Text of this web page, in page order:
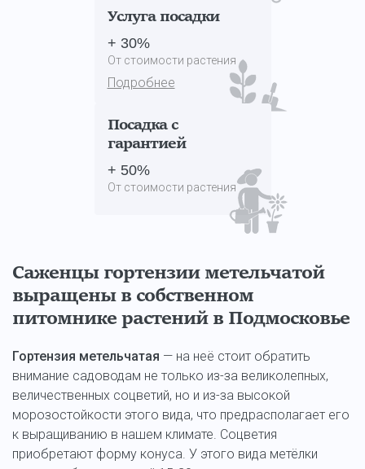
Услуга посадки
+ 30%
От стоимости растения
Подробнее
Посадка с
гарантией
+ 50%
От стоимости растения
Саженцы гортензии метельчатой
выращены в собственном
питомнике растений в Подмосковье
Гортензия метельчатая — на неё стоит обратить
внимание садоводам не только из-за великолепных,
величественных соцветий, но и из-за высокой
морозостойкости этого вида, что предрасполагает его
к выращиванию в нашем климате. Соцветия
приобретают форму конуса. У этого вида метёлки